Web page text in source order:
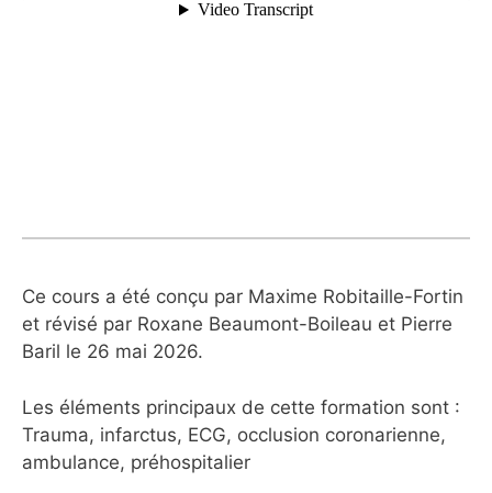
Ce cours a été conçu par Maxime Robitaille-Fortin
et révisé par Roxane Beaumont-Boileau et Pierre
Baril le 26 mai 2026.
Les éléments principaux de cette formation sont :
Trauma, infarctus, ECG, occlusion coronarienne,
ambulance, préhospitalier